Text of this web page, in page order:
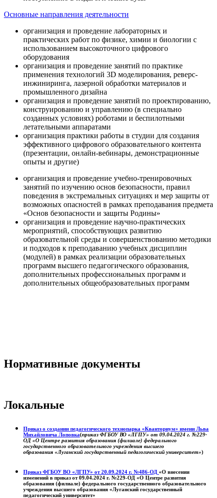
Основные направления деятельности
организация и проведение лабораторных и
практических работ по физике, химии и биологии с
использованием высокоточного цифрового
оборудования
организация и проведение занятий по практике
применения технологий 3D моделирования, реверс-
инжиниринга, лазерной обработки материалов и
промышленного дизайна
организация и проведение занятий по проектированию,
конструированию и управлению (в специально
созданных условиях) роботами и беспилотными
летательными аппаратами
организация практики работы в студии для создания
эффективного цифрового образовательного контента
(презентации, онлайн-вебинары, демонстрационные
опыты и другие)
организация и проведение учебно-тренировочных
занятий по изучению основ безопасности, правил
поведения в экстремальных ситуациях и мер защиты от
возможных опасностей в рамках преподавания предмета
«Основ безопасности и защиты Родины»
организация и проведение научно-практических
мероприятий, способствующих развитию
образовательной среды и совершенствованию методики
и подходов к преподаванию учебных дисциплин
(модулей) в рамках реализации образовательных
программ высшего педагогического образования,
дополнительных профессиональных программ и
дополнительных общеобразовательных программ
Нормативные документы
Локальные
Приказ о создании педагогического технопарка «Кванториум» имени Льва
Михайловича Лоповка(приказ ФГБОУ ВО «ЛГПУ» от 09.04.2024 г. №229-
ОД «О Центре развития образования (филиале) федерального
государственного образовательного учреждения высшего
образования «Луганский государственный педагогический университет»)
Приказ ФГБОУ ВО «ЛГПУ» от 20.09.2024 г. №486-ОД «О внесении
изменений в приказ от 09.04.2024 г. №229-ОД «О Центре развития
образования (филиале) федерального государственного образовательного
учреждения высшего образования «Луганский государственный
педагогический университет»